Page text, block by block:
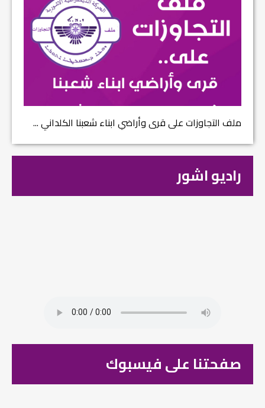
ملف التجاوزات على قرى وأراضي ابناء شعبنا الكلداني ...
راديو اشور
صفحتنا على فيسبوك